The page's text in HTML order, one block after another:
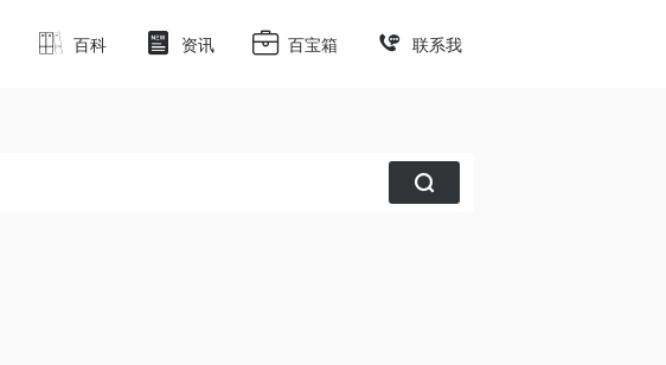
百科 资讯 百宝箱 联系我